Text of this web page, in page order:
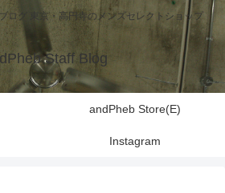
ログ 東京・高円寺のメンズセレクトショップ
Staff Blog
andPheb Store(E)
Instagram